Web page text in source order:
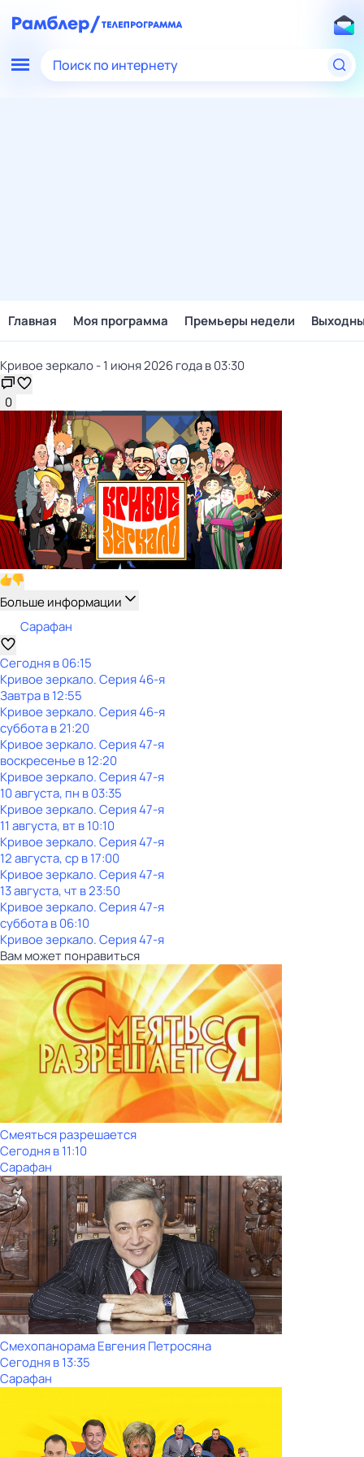
Поиск по интернету
Главная Моя программа Премьеры недели
Кривое зеркало - 1 июня 2026 года в 03:30
0
Больше информации
Сарафан
Сегодня в 06:15
Кривое зеркало. Серия 46-я
Завтра в 12:55
Кривое зеркало. Серия 46-я
субботав21:20
Кривое зеркало. Серия 47-я
воскресенье в12:20
Кривое зеркало. Серия 47-я
10 августа, пн в 03:35
Кривое зеркало. Серия 47-я
11 августа, вт в 10:10
Кривое зеркало. Серия 47-я
12 августа, ср в 17:00
Кривое зеркало. Серия 47-я
13 августа, чт в 23:50
Кривое зеркало. Серия 47-я
субботав06:10
Кривое зеркало. Серия 47-я
Вам может понравиться
Смеяться разрешается
Сегодня в 11:10
Сарафан
Смехопанорама Евгения Петросяна
Сегодня в 13:35
Сарафан